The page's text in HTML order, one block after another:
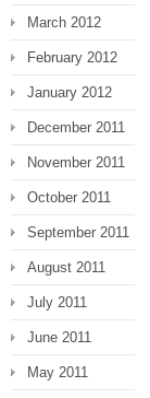
March 2012
February 2012
January 2012
December 2011
November 2011
October 2011
September 2011
August 2011
July 2011
June 2011
May 2011